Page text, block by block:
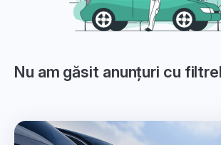
Nu am găsit anunțuri cu